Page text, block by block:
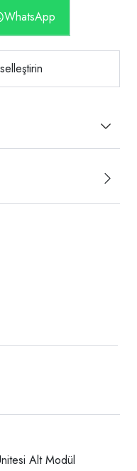
WhatsApp
Alt Modül